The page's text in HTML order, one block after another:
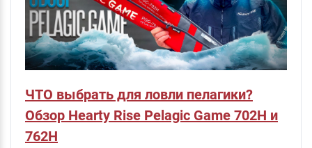
ЧТО выбрать для ловли пелагики?
Обзор Hearty Rise Pelagic Game 702H и
762H